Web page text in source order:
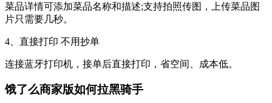
菜品详情可添加菜品名称和描述;支持拍照传图，上传菜品图
片只需要几秒。
4、直接打印 不用抄单
连接蓝牙打印机，接单后直接打印，省空间、成本低。
饿了么商家版如何拉黑骑手